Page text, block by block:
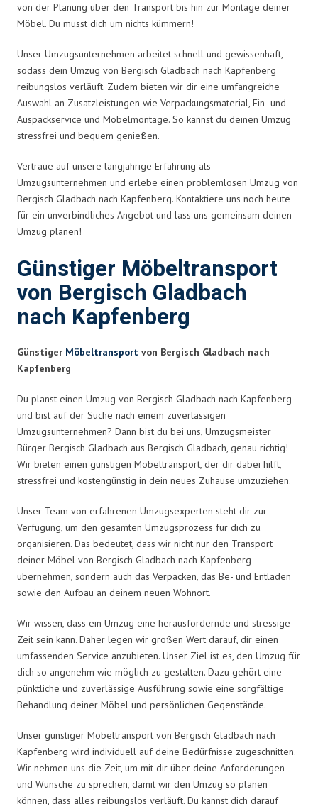
von der Planung über den Transport bis hin zur Montage deiner
Möbel. Du musst dich um nichts kümmern!
Unser Umzugsunternehmen arbeitet schnell und gewissenhaft,
sodass dein Umzug von Bergisch Gladbach nach Kapfenberg
reibungslos verläuft. Zudem bieten wir dir eine umfangreiche
Auswahl an Zusatzleistungen wie Verpackungsmaterial, Ein- und
Auspackservice und Möbelmontage. So kannst du deinen Umzug
stressfrei und bequem genießen.
Vertraue auf unsere langjährige Erfahrung als
Umzugsunternehmen und erlebe einen problemlosen Umzug von
Bergisch Gladbach nach Kapfenberg. Kontaktiere uns noch heute
für ein unverbindliches Angebot und lass uns gemeinsam deinen
Umzug planen!
Günstiger Möbeltransport
von Bergisch Gladbach
nach Kapfenberg
Günstiger Möbeltransport von Bergisch Gladbach nach
Kapfenberg
Du planst einen Umzug von Bergisch Gladbach nach Kapfenberg
und bist auf der Suche nach einem zuverlässigen
Umzugsunternehmen? Dann bist du bei uns, Umzugsmeister
Bürger Bergisch Gladbach aus Bergisch Gladbach, genau richtig!
Wir bieten einen günstigen Möbeltransport, der dir dabei hilft,
stressfrei und kostengünstig in dein neues Zuhause umzuziehen.
Unser Team von erfahrenen Umzugsexperten steht dir zur
Verfügung, um den gesamten Umzugsprozess für dich zu
organisieren. Das bedeutet, dass wir nicht nur den Transport
deiner Möbel von Bergisch Gladbach nach Kapfenberg
übernehmen, sondern auch das Verpacken, das Be- und Entladen
sowie den Aufbau an deinem neuen Wohnort.
Wir wissen, dass ein Umzug eine herausfordernde und stressige
Zeit sein kann. Daher legen wir großen Wert darauf, dir einen
umfassenden Service anzubieten. Unser Ziel ist es, den Umzug für
dich so angenehm wie möglich zu gestalten. Dazu gehört eine
pünktliche und zuverlässige Ausführung sowie eine sorgfältige
Behandlung deiner Möbel und persönlichen Gegenstände.
Unser günstiger Möbeltransport von Bergisch Gladbach nach
Kapfenberg wird individuell auf deine Bedürfnisse zugeschnitten.
Wir nehmen uns die Zeit, um mit dir über deine Anforderungen
und Wünsche zu sprechen, damit wir den Umzug so planen
können, dass alles reibungslos verläuft. Du kannst dich darauf